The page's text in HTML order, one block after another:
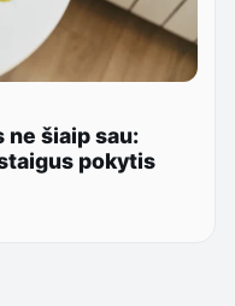
ne šiaip sau:
pokytis